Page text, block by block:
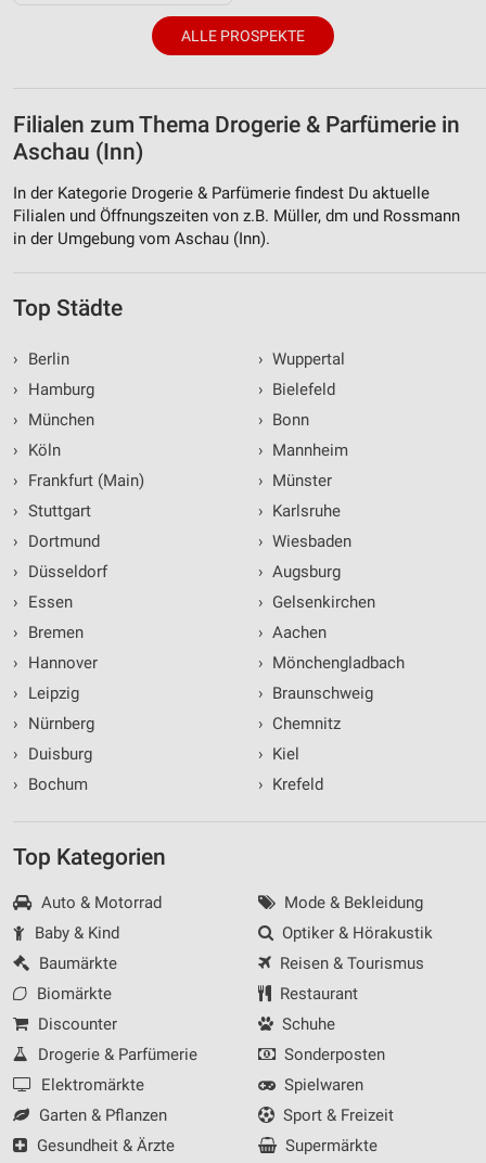
ALLE PROSPEKTE
Filialen zum Thema Drogerie & Parfümerie in
Aschau (Inn)
In der Kategorie Drogerie & Parfümerie findest Du aktuelle
Filialen und Öffnungszeiten von z.B. Müller, dm und Rossmann
in der Umgebung vom Aschau (Inn).
Top Städte
›
Berlin
›
Hamburg
›
München
›
Köln
›
Frankfurt (Main)
› Stuttgart
›
Dortmund
›
Düsseldorf
›
Essen
›
Bremen
›
Hannover
›
Leipzig
›
Nürnberg
›
Duisburg
›
Bochum
› Wuppertal
› Bielefeld
› Bonn
› Mannheim
› Münster
› Karlsruhe
› Wiesbaden
› Augsburg
› Gelsenkirchen
› Aachen
› Mönchengladbach
› Braunschweig
› Chemnitz
› Kiel
› Krefeld
Top Kategorien
Auto & Motorrad
Baby & Kind
Baumärkte
Biomärkte
Discounter
Drogerie & Parfümerie
Elektromärkte
Garten & Pflanzen
Gesundheit & Ärzte
Mode & Bekleidung
Optiker & Hörakustik
Reisen & Tourismus
Restaurant
Schuhe
Sonderposten
Spielwaren
Sport & Freizeit
Supermärkte